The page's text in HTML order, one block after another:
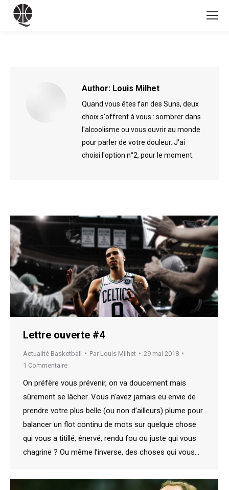
Author: Louis Milhet
Quand vous êtes fan des Suns, deux
choix s'offrent à vous : sombrer dans
l'alcoolisme ou vous ouvrir au monde
pour parler de votre douleur. J'ai
choisi l'option n°2, pour le moment.
Lettre ouverte #4
Actualité Basketball Par Louis Milhet
29 mai 2018
1 Commentaire
On préfère vous prévenir, on va doucement mais
sûrement se lâcher. Vous n’avez jamais eu envie de
prendre votre plus belle (ou non d’ailleurs) plume pour
balancer un flot continu de mots sur quelque chose
qui vous a titillé, énervé, rendu fou ou juste qui vous
chagrine ? Ou même l’inverse, des choses qui vous…